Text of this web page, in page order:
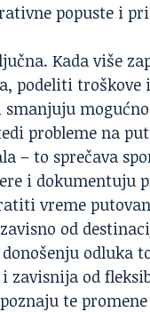
popuste i
Kada više
podeliti
probleme na
– to sprečava
i dokumentuju
vreme
od
odluka
i zavisnija od
te